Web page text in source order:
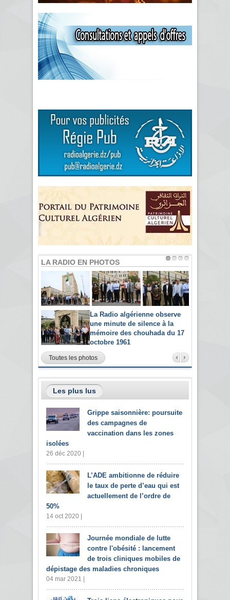
LA RADIO EN PHOTOS
La Radio algérienne observe
une minute de silence à la
mémoire des chouhada du 17
octobre 1961
Toutes les photos
Les plus lus
Grippe saisonnière: poursuite
des campagnes de
vaccination dans les zones
isolées
26 déc 2020 |
L’ADE ambitionne de réduire
le taux de perte d’eau qui est
actuellement de l’ordre de
50%
14 oct 2020 |
Journée mondiale de lutte
contre l'obésité : lancement
de trois cliniques mobiles de
dépistage des maladies chroniques
04 mar 2021 |